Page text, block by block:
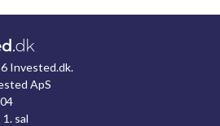
Invested.dk.
ApS
sal